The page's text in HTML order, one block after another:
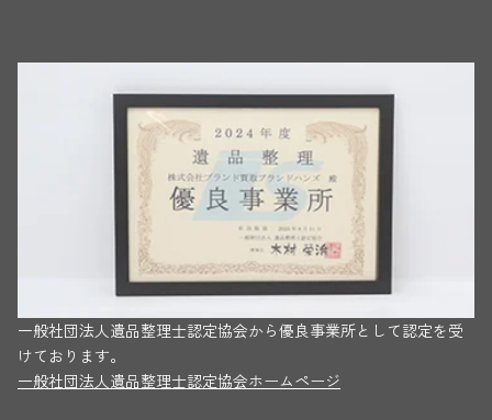
一般社団法人遺品整理士認定協会から優良事業所として認定を受
けております。
一般社団法人遺品整理士認定協会ホームページ